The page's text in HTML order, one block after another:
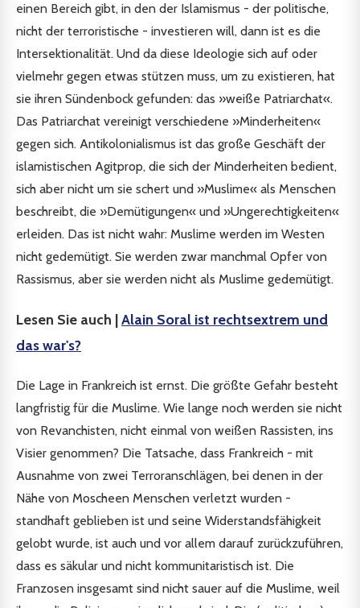
einen Bereich gibt, in den der Islamismus - der politische,
nicht der terroristische - investieren will, dann ist es die
Intersektionalität. Und da diese Ideologie sich auf oder
vielmehr gegen etwas stützen muss, um zu existieren, hat
sie ihren Sündenbock gefunden: das »weiße Patriarchat«.
Das Patriarchat vereinigt verschiedene »Minderheiten«
gegen sich. Antikolonialismus ist das große Geschäft der
islamistischen Agitprop, die sich der Minderheiten bedient,
sich aber nicht um sie schert und »Muslime« als Menschen
beschreibt, die »Demütigungen« und »Ungerechtigkeiten«
erleiden. Das ist nicht wahr: Muslime werden im Westen
nicht gedemütigt. Sie werden zwar manchmal Opfer von
Rassismus, aber sie werden nicht als Muslime gedemütigt.
Lesen Sie auch |Alain Soral ist rechtsextrem und
das war's?
Die Lage in Frankreich ist ernst. Die größte Gefahr besteht
langfristig für die Muslime. Wie lange noch werden sie nicht
von Revanchisten, nicht einmal von weißen Rassisten, ins
Visier genommen? Die Tatsache, dass Frankreich - mit
Ausnahme von zwei Terroranschlägen, bei denen in der
Nähe von Moscheen Menschen verletzt wurden -
standhaft geblieben ist und seine Widerstandsfähigkeit
gelobt wurde, ist auch und vor allem darauf zurückzuführen,
dass es säkular und nicht kommunitaristisch ist. Die
Franzosen insgesamt sind nicht sauer auf die Muslime, weil